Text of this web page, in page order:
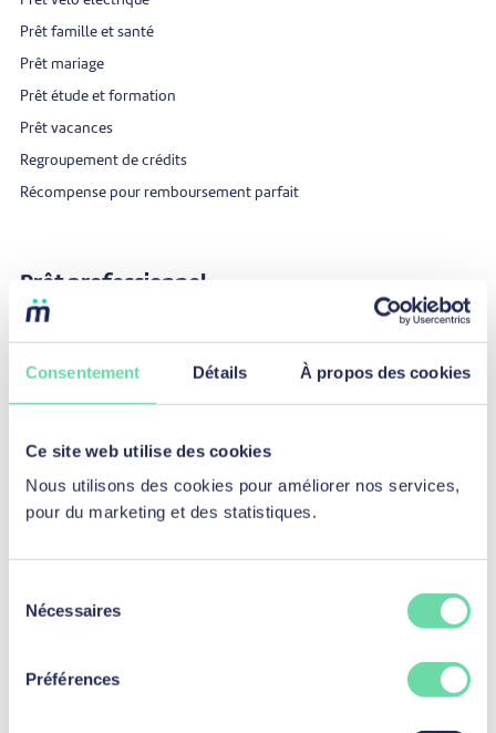
Consentement Détails À propos des cookies
Ce site web utilise des cookies
Nous utilisons des cookies pour améliorer nos services,
pour du marketing et des statistiques.
Nécessaires
Préférences
Prêt famille et santé
Prêt mariage
Prêt étude et formation
Prêt vacances
Regroupement de crédits
Récompense pour remboursement parfait
Prêt professionnel
Fonds de roulement
Véhicule vendu par un professionnel
Récompense pour remboursement parfait
Assurance
Shelteo de Belins SA